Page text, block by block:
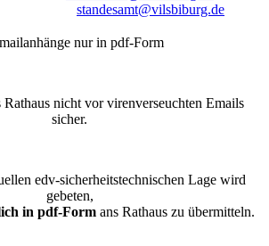
standesamt@vilsbiburg.de
Rathaus nicht vor virenverseuchten Emails
sicher.
edv-sicherheitstechnischen Lage wird
gebeten,
in pdf-Formans Rathaus zu übermitteln.